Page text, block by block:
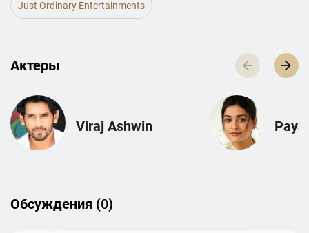
Just Ordinary Entertainments
Актеры
Viraj Ashwin
Обсуждения (0)